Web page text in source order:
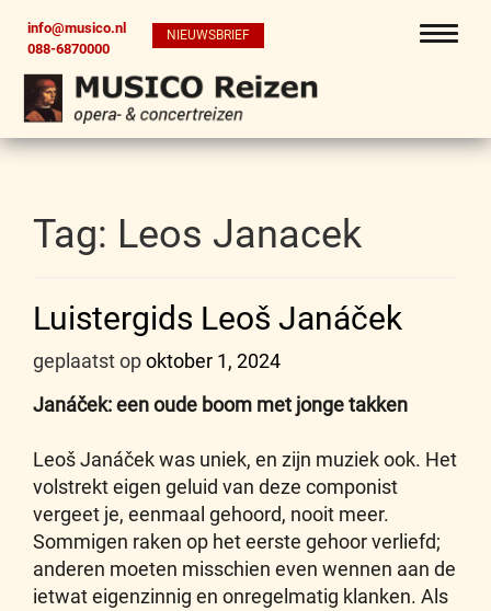
info@musico.nl
088-6870000
NIEUWSBRIEF
Tag: Leos Janacek
Luistergids Leoš Janáček
geplaatst opoktober 1, 2024
Janáček: een oude boom met jonge takken
Leoš Janáček was uniek, en zijn muziek ook. Het
volstrekt eigen geluid van deze componist
vergeet je, eenmaal gehoord, nooit meer.
Sommigen raken op het eerste gehoor verliefd;
anderen moeten misschien even wennen aan de
ietwat eigenzinnig en onregelmatig klanken. Als